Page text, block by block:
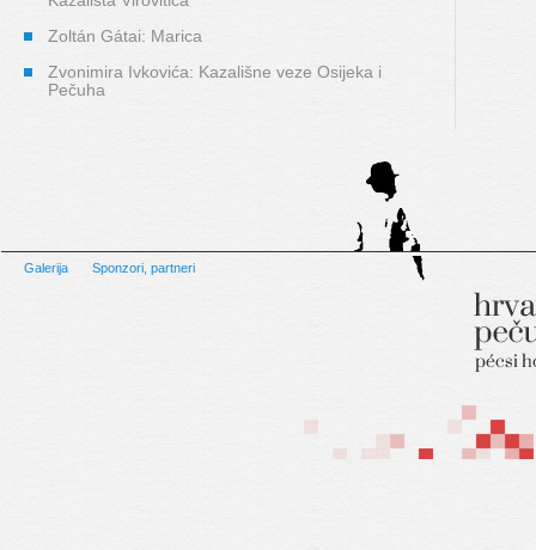
Zoltán Gátai: Marica
Zvonimira Ivkovića: Kazališne veze Osijeka i
Pečuha
Galerija Sponzori, partneri